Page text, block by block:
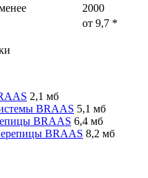
2000
от 9,7 *
2,1 мб
BRAAS 5,1 мб
BRAAS 6,4 мб
BRAAS 8,2 мб